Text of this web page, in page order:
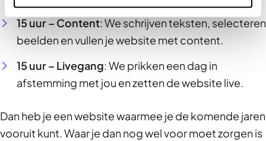
15 uur – Content: We schrijven teksten, selecteren
beelden en vullen je website met content.
15 uur – Livegang: We prikken een dag in
afstemming met jou en zetten de website live.
Dan heb je een website waarmee je de komende jaren
vooruit kunt. Waar je dan nog wel voor moet zorgen is